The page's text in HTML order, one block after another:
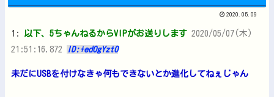
2020.05.09
1: 以下、5ちゃんねるからVIPがお送りします 2020/05/07(木)
21:51:16.872
ID:+edOgYzt0
未だにUSBを付けなきゃ何もできないとか進化してねぇじゃん